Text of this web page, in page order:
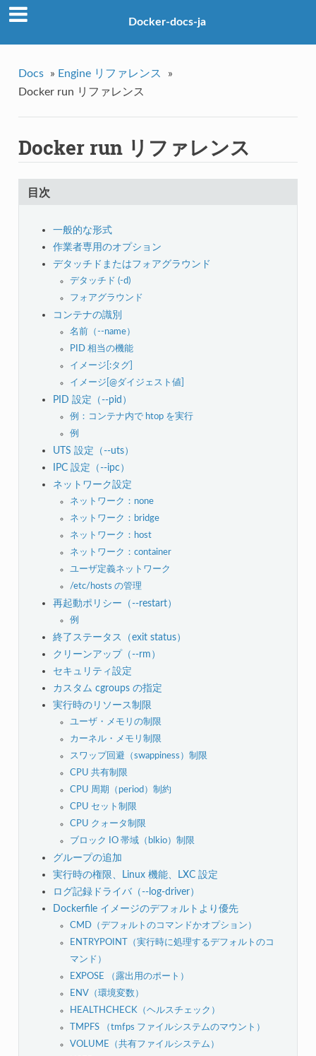
Docker-docs-ja
Docs » Engine リファレンス
»
Docker run リファレンス
Docker run リファレンス
目次
一般的な形式
作業者専用のオプション
デタッチドまたはフォアグラウンド
デタッチド (-d)
フォアグラウンド
コンテナの識別
名前（--name）
PID 相当の機能
イメージ[:タグ]
イメージ[@ダイジェスト値]
PID 設定（--pid）
例：コンテナ内で htop を実行
例
UTS 設定（--uts）
IPC 設定（--ipc）
ネットワーク設定
ネットワーク：none
ネットワーク：bridge
ネットワーク：host
ネットワーク：container
ユーザ定義ネットワーク
/etc/hosts の管理
再起動ポリシー（--restart）
例
終了ステータス（exit status）
クリーンアップ（--rm）
セキュリティ設定
カスタム cgroups の指定
実行時のリソース制限
ユーザ・メモリの制限
カーネル・メモリ制限
スワップ回避（swappiness）制限
CPU 共有制限
CPU 周期（period）制約
CPU セット制限
CPU クォータ制限
ブロック IO 帯域（blkio）制限
グループの追加
実行時の権限、Linux 機能、LXC 設定
ログ記録ドライバ（--log-driver）
Dockerfile イメージのデフォルトより優先
CMD（デフォルトのコマンドかオプション）
ENTRYPOINT（実行時に処理するデフォルトのコ
マンド）
EXPOSE （露出用のポート）
ENV（環境変数）
HEALTHCHECK（ヘルスチェック）
TMPFS （tmfps ファイルシステムのマウント）
VOLUME（共有ファイルシステム）